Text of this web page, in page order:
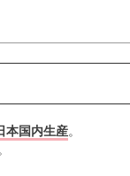
本国内生産。